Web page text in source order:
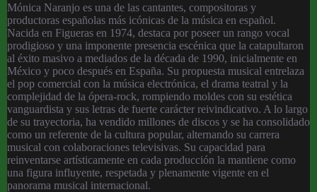
Mónica Naranjo es una de las cantantes, compositoras y
productoras españolas más icónicas de la música en español.
Nacida en Figueras en 1974, destaca por poseer un rango vocal
prodigioso y una imponente presencia escénica que la catapultaron
al éxito masivo a mediados de la década de 1990, inicialmente en
México y poco después en España. Su propuesta musical entrelaza
el pop comercial con la música electrónica, el drama teatral y la
complejidad de la ópera-rock, rompiendo moldes con su estética
vanguardista y sus letras de fuerte carácter reivindicativo. A lo largo
de su trayectoria, ha vendido millones de discos y se ha consolidado
como un referente de la cultura popular, alternando su carrera
musical con colaboraciones televisivas. Su capacidad para
reinventarse artísticamente en cada producción la mantiene como
una figura influyente, respetada y plenamente vigente en el
panorama musical internacional.